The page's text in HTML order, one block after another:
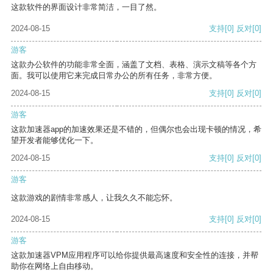
这款软件的界面设计非常简洁，一目了然。
2024-08-15 支持[0] 反对[0]
游客
这款办公软件的功能非常全面，涵盖了文档、表格、演示文稿等各个方
面。我可以使用它来完成日常办公的所有任务，非常方便。
2024-08-15
支持[0] 反对[0]
游客
这款加速器app的加速效果还是不错的，但偶尔也会出现卡顿的情况，希
望开发者能够优化一下。
2024-08-15
支持[0] 反对[0]
游客
这款游戏的剧情非常感人，让我久久不能忘怀。
2024-08-15 支持[0] 反对[0]
游客
这款加速器VPM应用程序可以给你提供最高速度和安全性的连接，并帮
助你在网络上自由移动。